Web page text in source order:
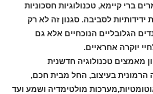
ברי קיימא, טכנולוגיות חסכוניות
ידידותיות לסביבה. סגנון זה לא רק
הגלובליים הנוכחיים אלא גם
יוקרה אחראיים.
מאמצים טכנולוגיה חדשנית
בעיצוב, החל מבית חכם,
מולטימדיה ושמע ועד